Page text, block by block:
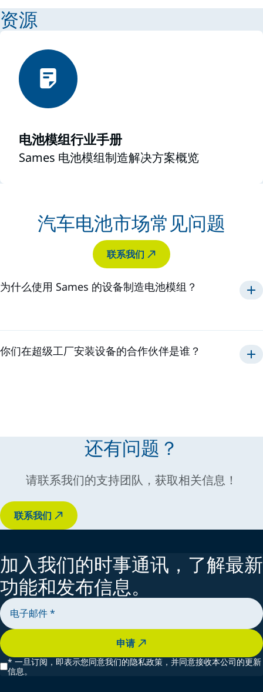
资源
电池模组行业手册
Sames 电池模组制造解决方案概览
汽车电池市场常见问题
联系我们
为什么使用 Sames 的设备制造电池模组？
全系列设备
你们在超级工厂安装设备的合作伙伴是谁？
还有问题？
请联系我们的支持团队，获取相关信息！
联系我们
加入我们的时事通讯，了解最新
功能和发布信息。
申请
* 一旦订阅，即表示您同意我们的隐私政策，并同意接收本公司的更新
信息。